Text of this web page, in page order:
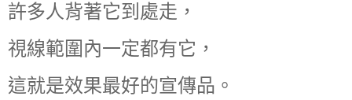
許多人背著它到處走，
視線範圍內一定都有它，
這就是效果最好的宣傳品。